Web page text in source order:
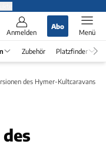
Anmelden
Abo
Menü
Zubehör Platzfinder
des Hymer-Kultcaravans